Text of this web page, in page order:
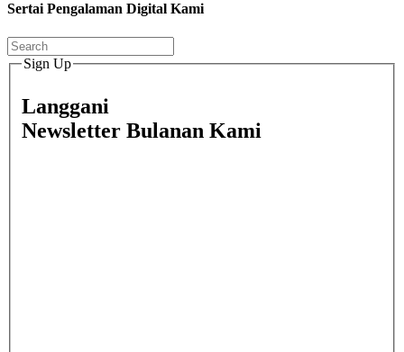
Sertai Pengalaman Digital Kami
Sign Up
Langgani
Newsletter Bulanan Kami